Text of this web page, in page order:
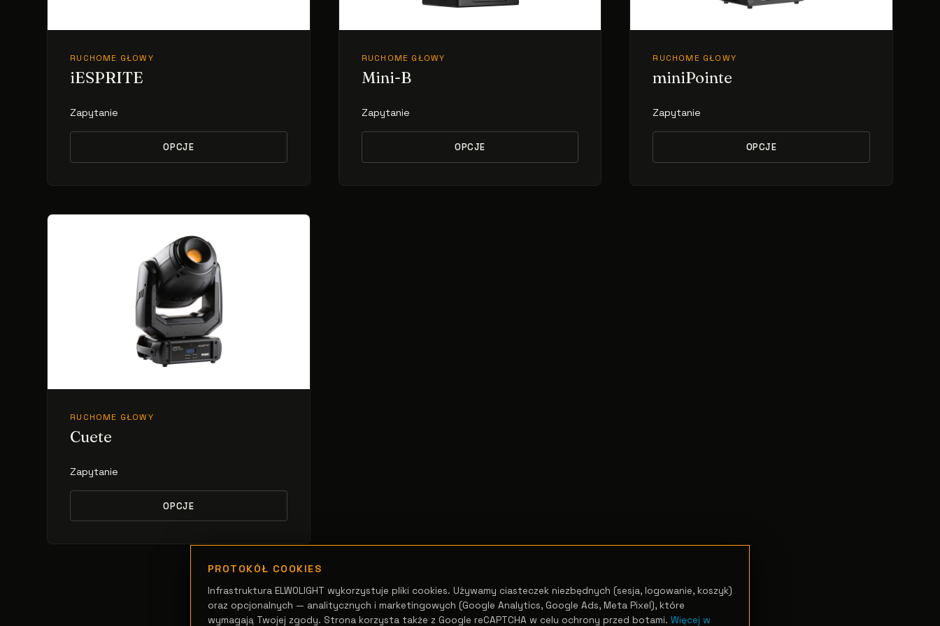
RUCHOME GŁOWY
iESPRITE
Zapytanie
OPCJE
RUCHOME GŁOWY
Mini-B
Zapytanie
OPCJE
RUCHOME GŁOWY
miniPointe
Zapytanie
OPCJE
RUCHOME GŁOWY
Cuete
Zapytanie
OPCJE
PROTOKÓŁ COOKIES
Infrastruktura ELWOLIGHT wykorzystuje pliki cookies. Używamy ciasteczek niezbędnych (sesja, logowanie, koszyk)
oraz opcjonalnych — analitycznych i marketingowych (Google Analytics, Google Ads, Meta Pixel), które
wymagają Twojej zgody. Strona korzysta także z Google reCAPTCHA w celu ochrony przed botami. Więcej w